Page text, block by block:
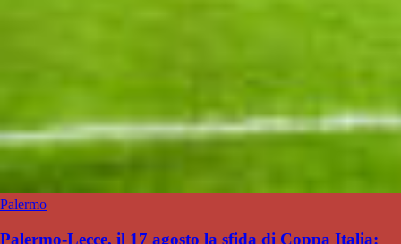
Palermo
Palermo-Lecce, il 17 agosto la sfida di Coppa Italia: